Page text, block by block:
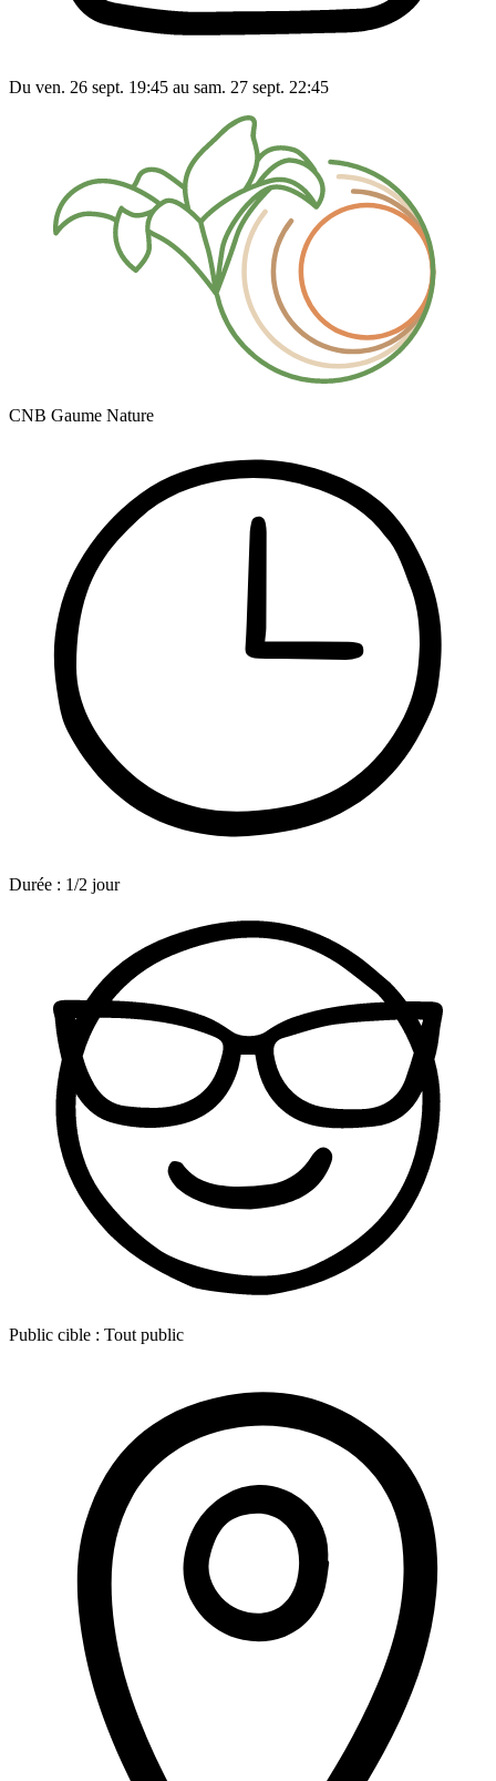
Du ven. 26 sept. 19:45 au sam. 27 sept. 22:45
CNB Gaume Nature
Durée : 1/2 jour
Public cible : Tout public